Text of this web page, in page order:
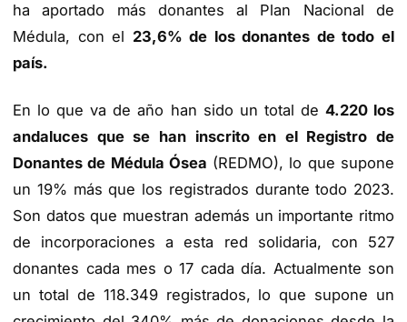
ha aportado más donantes al Plan Nacional de
Médula, con el 23,6% de los donantes de todo el
país.
En lo que va de año han sido un total de 4.220 los
andaluces que se han inscrito en el Registro de
Donantes de Médula Ósea (REDMO), lo que supone
un 19% más que los registrados durante todo 2023.
Son datos que muestran además un importante ritmo
de incorporaciones a esta red solidaria, con 527
donantes cada mes o 17 cada día. Actualmente son
un total de 118.349 registrados, lo que supone un